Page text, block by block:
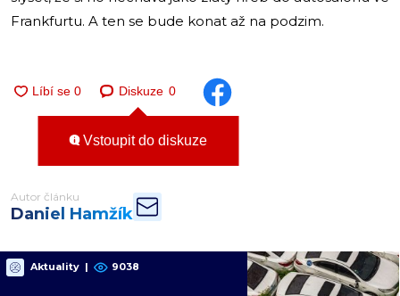
Frankfurtu. A ten se bude konat až na podzim.
Diskuze 0
Vstoupit do diskuze
Autor článku
Daniel Hamžík
Aktuality | 9038